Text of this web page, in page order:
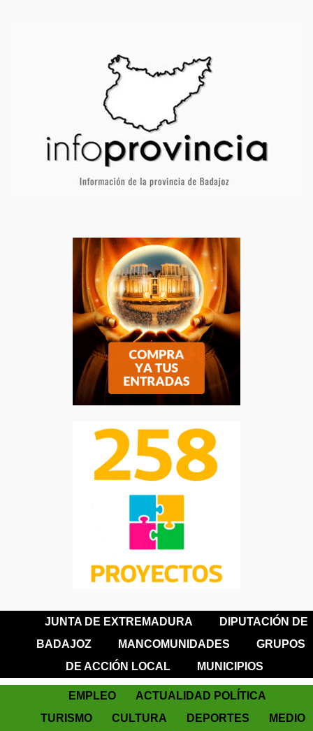
JUNTA DE EXTREMADURA
DIPUTACIÓN DE
BADAJOZ
MANCOMUNIDADES
GRUPOS
DE ACCIÓN LOCAL
MUNICIPIOS
EMPLEO
ACTUALIDAD POLÍTICA
TURISMO
CULTURA DEPORTES
MEDIO